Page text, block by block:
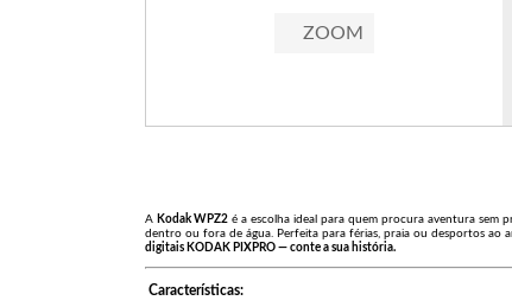
ZOOM
A Kodak WPZ2 é a escolha ideal para quem procura aventura sem
dentro ou fora de água. Perfeita para férias, praia ou desportos ao
digitais KODAK PIXPRO — conte a sua história.
Características: